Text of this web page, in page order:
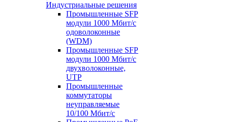
Индустриальные решения
Промышленные SFP
модули 1000 Мбит/c
одоволоконные
(WDM)
Промышленные SFP
модули 1000 Мбит/c
двухволоконные,
UTP
Промышленные
коммутаторы
неуправляемые
10/100 Мбит/с